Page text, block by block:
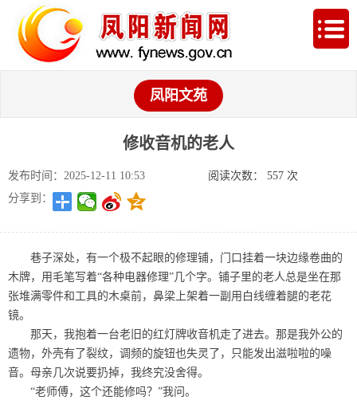
凤阳文苑
修收音机的老人
发布时间：2025-12-11 10:53 阅读次数： 557 次
分享到：
巷子深处，有一个极不起眼的修理铺，门口挂着一块边缘卷曲的
木牌，用毛笔写着“各种电器修理”几个字。铺子里的老人总是坐在那
张堆满零件和工具的木桌前，鼻梁上架着一副用白线缠着腿的老花
镜。
那天，我抱着一台老旧的红灯牌收音机走了进去。那是我外公的
遗物，外壳有了裂纹，调频的旋钮也失灵了，只能发出滋啦啦的噪
音。母亲几次说要扔掉，我终究没舍得。
“老师傅，这个还能修吗？”我问。